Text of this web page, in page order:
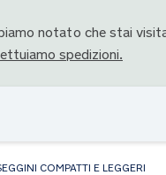
notato che stai
spedizioni.
COMPATTI E LEGGERI